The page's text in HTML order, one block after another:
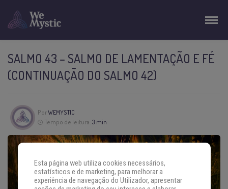
SALMO 43 – SALMO DE LAMENTAÇÃO E FÉ
(CONTINUAÇÃO DO SALMO 42)
PorWEMYSTIC
Tempo de leitura: 3 min
Esta página web utiliza cookies necessários,
estatísticos e de marketing, para melhorar a
experiência de navegação do Utilizador, apresentar